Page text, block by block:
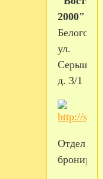
2000"
ул.
д. 3/1
Отдел